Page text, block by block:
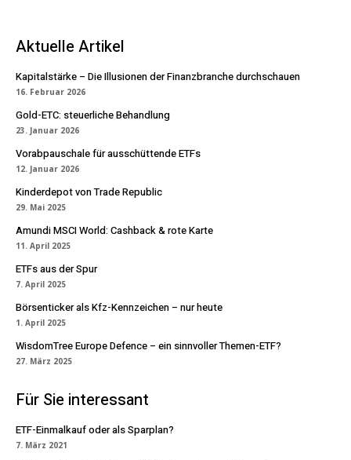
Aktuelle Artikel
Kapitalstärke – Die Illusionen der Finanzbranche durchschauen
16. Februar 2026
Gold-ETC: steuerliche Behandlung
23. Januar 2026
Vorabpauschale für ausschüttende ETFs
12. Januar 2026
Kinderdepot von Trade Republic
29. Mai 2025
Amundi MSCI World: Cashback & rote Karte
11. April 2025
ETFs aus der Spur
7. April 2025
Börsenticker als Kfz-Kennzeichen – nur heute
1. April 2025
WisdomTree Europe Defence – ein sinnvoller Themen-ETF?
27. März 2025
Für Sie interessant
ETF-Einmalkauf oder als Sparplan?
7. März 2021